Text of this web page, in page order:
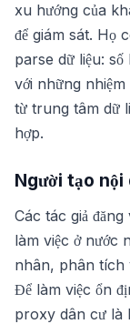
xu hướng của
để giám sát. Họ
parse dữ liệu:
với những
từ trung tâm dữ
hợp.
Người tạo
Các tác giả
làm việc ở nước
nhân, phân tích
Để làm việc ổn
proxy dân cư là